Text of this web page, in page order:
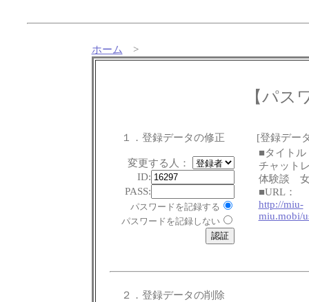
ホーム >
【パス
１．登録データの修正
変更する人：
ID:
PASS:
パスワードを記録する
パスワードを記録しない
[登録デー
■タイトル
チャット
体験談
■URL：
http://miu-
miu.mobi/
２．登録データの削除